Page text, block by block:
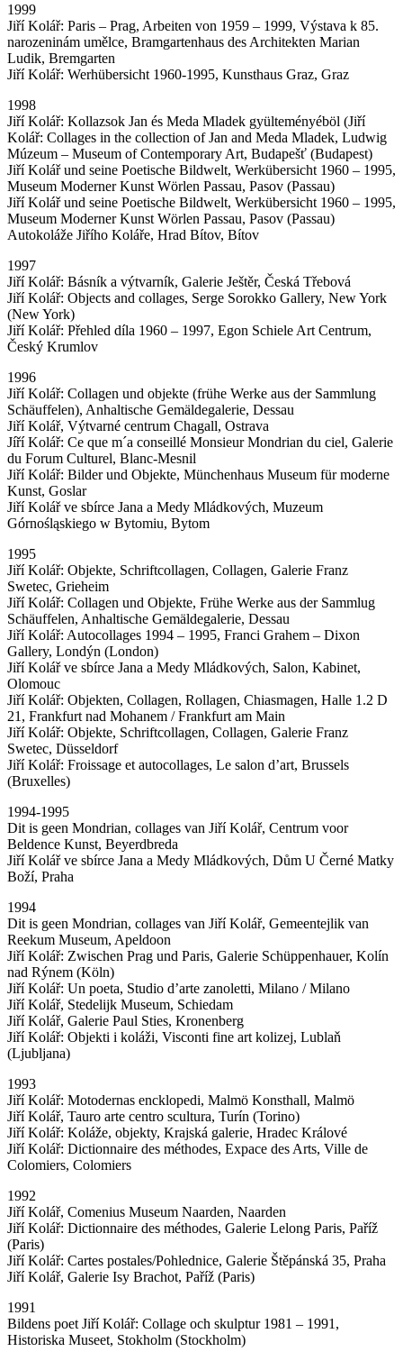
1999
Jiří Kolář: Paris – Prag, Arbeiten von 1959 – 1999, Výstava k 85.
narozeninám umělce, Bramgartenhaus des Architekten Marian
Ludik, Bremgarten
Jiří Kolář: Werhübersicht 1960-1995, Kunsthaus Graz, Graz
1998
Jiří Kolář: Kollazsok Jan és Meda Mladek gyülteményéböl (Jiří
Kolář: Collages in the collection of Jan and Meda Mladek, Ludwig
Múzeum – Museum of Contemporary Art, Budapešť (Budapest)
Jiří Kolář und seine Poetische Bildwelt, Werkübersicht 1960 – 1995,
Museum Moderner Kunst Wörlen Passau, Pasov (Passau)
Jiří Kolář und seine Poetische Bildwelt, Werkübersicht 1960 – 1995,
Museum Moderner Kunst Wörlen Passau, Pasov (Passau)
Autokoláže Jiřího Koláře, Hrad Bítov, Bítov
1997
Jiří Kolář: Básník a výtvarník, Galerie Ještěr, Česká Třebová
Jiří Kolář: Objects and collages, Serge Sorokko Gallery, New York
(New York)
Jiří Kolář: Přehled díla 1960 – 1997, Egon Schiele Art Centrum,
Český Krumlov
1996
Jiří Kolář: Collagen und objekte (frühe Werke aus der Sammlung
Schäuffelen), Anhaltische Gemäldegalerie, Dessau
Jiří Kolář, Výtvarné centrum Chagall, Ostrava
Jíří Kolář: Ce que m´a conseillé Monsieur Mondrian du ciel, Galerie
du Forum Culturel, Blanc-Mesnil
Jiří Kolář: Bilder und Objekte, Münchenhaus Museum für moderne
Kunst, Goslar
Jiří Kolář ve sbírce Jana a Medy Mládkových, Muzeum
Górnośląskiego w Bytomiu, Bytom
1995
Jiří Kolář: Objekte, Schriftcollagen, Collagen, Galerie Franz
Swetec, Grieheim
Jiří Kolář: Collagen und Objekte, Frühe Werke aus der Sammlug
Schäuffelen, Anhaltische Gemäldegalerie, Dessau
Jiří Kolář: Autocollages 1994 – 1995, Franci Grahem – Dixon
Gallery, Londýn (London)
Jiří Kolář ve sbírce Jana a Medy Mládkových, Salon, Kabinet,
Olomouc
Jiří Kolář: Objekten, Collagen, Rollagen, Chiasmagen, Halle 1.2 D
21, Frankfurt nad Mohanem / Frankfurt am Main
Jiří Kolář: Objekte, Schriftcollagen, Collagen, Galerie Franz
Swetec, Düsseldorf
Jiří Kolář: Froissage et autocollages, Le salon d’art, Brussels
(Bruxelles)
1994-1995
Dit is geen Mondrian, collages van Jiří Kolář, Centrum voor
Beldence Kunst, Beyerdbreda
Jiří Kolář ve sbírce Jana a Medy Mládkových, Dům U Černé Matky
Boží, Praha
1994
Dit is geen Mondrian, collages van Jiří Kolář, Gemeentejlik van
Reekum Museum, Apeldoon
Jiří Kolář: Zwischen Prag und Paris, Galerie Schüppenhauer, Kolín
nad Rýnem (Köln)
Jiří Kolář: Un poeta, Studio d’arte zanoletti, Milano / Milano
Jiří Kolář, Stedelijk Museum, Schiedam
Jiří Kolář, Galerie Paul Sties, Kronenberg
Jiří Kolář: Objekti i koláži, Visconti fine art kolizej, Lublaň
(Ljubljana)
1993
Jiří Kolář: Motodernas encklopedi, Malmö Konsthall, Malmö
Jiří Kolář, Tauro arte centro scultura, Turín (Torino)
Jiří Kolář: Koláže, objekty, Krajská galerie, Hradec Králové
Jiří Kolář: Dictionnaire des méthodes, Expace des Arts, Ville de
Colomiers, Colomiers
1992
Jiří Kolář, Comenius Museum Naarden, Naarden
Jiří Kolář: Dictionnaire des méthodes, Galerie Lelong Paris, Paříž
(Paris)
Jiří Kolář: Cartes postales/Pohlednice, Galerie Štěpánská 35, Praha
Jiří Kolář, Galerie Isy Brachot, Paříž (Paris)
1991
Bildens poet Jiří Kolář: Collage och skulptur 1981 – 1991,
Historiska Museet, Stokholm (Stockholm)